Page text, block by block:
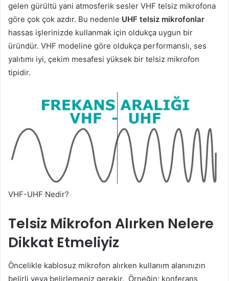
gelen gürültü yani atmosferik sesler VHF telsiz mikrofona
göre çok çok azdır. Bu nedenle UHF telsiz mikrofonlar
hassas işlerinizde kullanmak için oldukça uygun bir
üründür. VHF modeline göre oldukça performanslı, ses
yalıtımı iyi, çekim mesafesi yüksek bir telsiz mikrofon
tipidir.
VHF-UHF Nedir?
Telsiz Mikrofon Alırken Nelere
Dikkat Etmeliyiz
Öncelikle kablosuz mikrofon alırken kullanım alanınızın
belirli veya belirlemeniz gerekir. Örneğin; konferans